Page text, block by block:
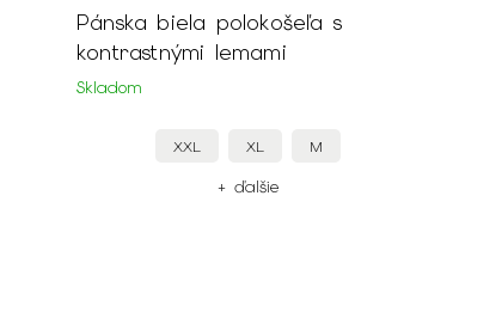
Pánska biela polokošeľa s
kontrastnými lemami
Skladom
XXL XL M
+ ďalšie